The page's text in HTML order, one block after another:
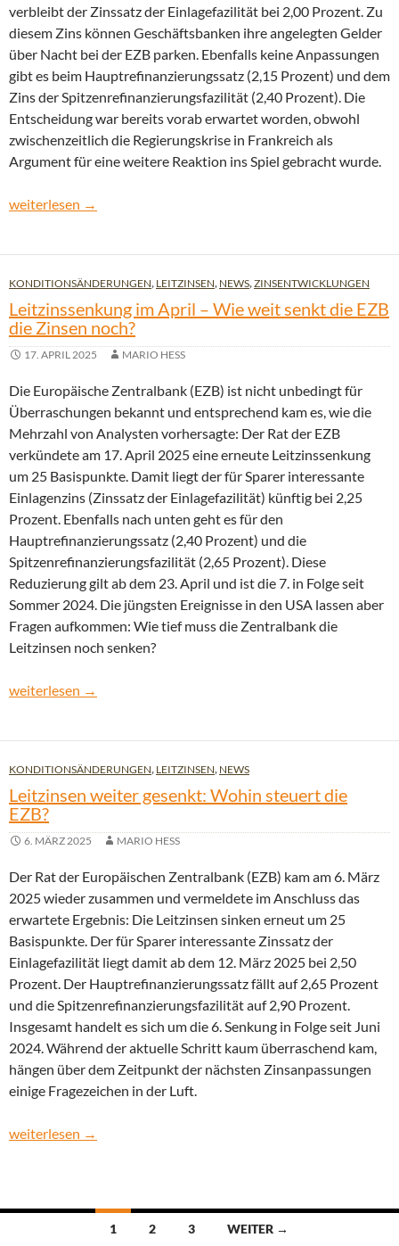
verbleibt der Zinssatz der Einlagefazilität bei 2,00 Prozent. Zu
diesem Zins können Geschäftsbanken ihre angelegten Gelder
über Nacht bei der EZB parken. Ebenfalls keine Anpassungen
gibt es beim Hauptrefinanzierungssatz (2,15 Prozent) und dem
Zins der Spitzenrefinanzierungsfazilität (2,40 Prozent). Die
Entscheidung war bereits vorab erwartet worden, obwohl
zwischenzeitlich die Regierungskrise in Frankreich als
Argument für eine weitere Reaktion ins Spiel gebracht wurde.
Leitzinsen gehen unverändert in den Herbst
weiterlesen →
KONDITIONSÄNDERUNGEN, LEITZINSEN, NEWS,ZINSENTWICKLUNGEN
Leitzinssenkung im April – Wie weit senkt die EZB
die Zinsen noch?
17. APRIL 2025 MARIO HESS
Die Europäische Zentralbank (EZB) ist nicht unbedingt für
Überraschungen bekannt und entsprechend kam es, wie die
Mehrzahl von Analysten vorhersagte: Der Rat der EZB
verkündete am 17. April 2025 eine erneute Leitzinssenkung
um 25 Basispunkte. Damit liegt der für Sparer interessante
Einlagenzins (Zinssatz der Einlagefazilität) künftig bei 2,25
Prozent. Ebenfalls nach unten geht es für den
Hauptrefinanzierungssatz (2,40 Prozent) und die
Spitzenrefinanzierungsfazilität (2,65 Prozent). Diese
Reduzierung gilt ab dem 23. April und ist die 7. in Folge seit
Sommer 2024. Die jüngsten Ereignisse in den USA lassen aber
Fragen aufkommen: Wie tief muss die Zentralbank die
Leitzinsen noch senken?
Leitzinssenkung im April – Wie weit senkt die EZB die Zinsen
weiterlesen →
KONDITIONSÄNDERUNGEN, LEITZINSEN, NEWS
Leitzinsen weiter gesenkt: Wohin steuert die
EZB?
6. MÄRZ 2025 MARIO HESS
Der Rat der Europäischen Zentralbank (EZB) kam am 6. März
2025 wieder zusammen und vermeldete im Anschluss das
erwartete Ergebnis: Die Leitzinsen sinken erneut um 25
Basispunkte. Der für Sparer interessante Zinssatz der
Einlagefazilität liegt damit ab dem 12. März 2025 bei 2,50
Prozent. Der Hauptrefinanzierungssatz fällt auf 2,65 Prozent
und die Spitzenrefinanzierungsfazilität auf 2,90 Prozent.
Insgesamt handelt es sich um die 6. Senkung in Folge seit Juni
2024. Während der aktuelle Schritt kaum überraschend kam,
hängen über dem Zeitpunkt der nächsten Zinsanpassungen
einige Fragezeichen in der Luft.
Leitzinsen weiter gesenkt: Wohin steuert die EZB?
weiterlesen →
Beitragsnavigation
1 2 3 WEITER →